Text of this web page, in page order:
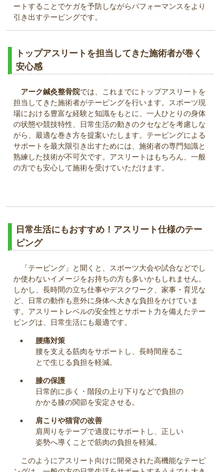
ートすることでケガを予防しながらパフォーマンスをより
引き出すテーピングです。
トップアスリートを担当してきた施術者が巻く
安心感
アーク鍼灸整骨院では、これまでにトップアスリートを
担当してきた施術者がテーピングを行います。スポーツ現
場における豊富な経験と知識をもとに、一人ひとりの身体
の状態や競技特性、日常生活の動きのクセなどを考慮しな
がら、最適な巻き方を提案いたします。テーピングによる
サポートを最大限引き出すためには、施術者の専門知識と
熟練した技術が不可欠です。アスリートはもちろん、一般
の方でも安心して施術を受けていただけます。
日常生活にもおすすめ！アスリート仕様のテー
ピング
「テーピング」と聞くと、スポーツ大会や試合などでし
か使わないイメージをお持ちの方も多いかもしれません。
しかし、長時間の立ち仕事やデスクワーク、家事・育児な
ど、日常の動作も意外に身体へ大きな負担をかけていま
す。アスリートレベルの安全性とサポート力を備えたテー
ピングは、日常生活にも最適です。
腰痛対策
腰を支える筋肉をサポートし、長時間座るこ
とで生じる負担を軽減。
膝の保護
日常的に歩く・階段の上り下りなどで負担の
かかる膝の関節を安定させる。
肩こりや猫背の改善
肩周りをテープで適度にサポートし、正しい
姿勢へ導くことで筋肉の負担を軽減。
このようにアスリート向けに開発された高機能なテーピ